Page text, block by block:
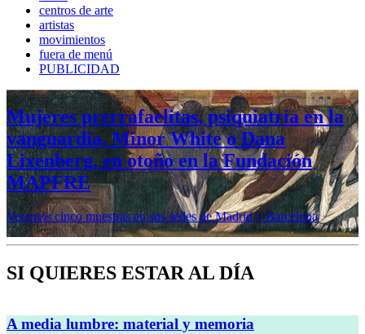
centros de arte
artistas
movimientos
fuera de menú
PUBLICIDAD
Mujeres prerrafaelitas, psiquiatría en la
vanguardia, Minor White o Dana
Lixenberg, en otoño en la Fundación
MAPFRE
Veremos cinco muestras en sus sedes de Madrid y Barcelona
SI QUIERES ESTAR AL DÍA
A media lumbre: material y memoria